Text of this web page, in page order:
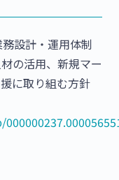
設計・運用体制
の活用、新規マー
に取り組む方針